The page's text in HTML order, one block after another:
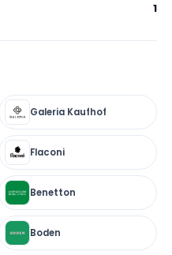
1
Galeria Kaufhof
Flaconi
Benetton
Boden